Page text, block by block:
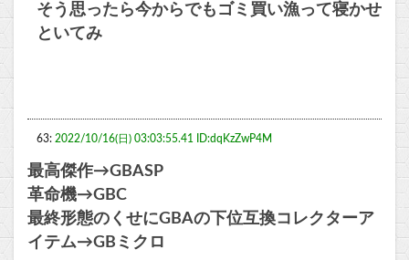
そう思ったら今からでもゴミ買い漁って寝かせ
といてみ
63: 2022/10/16(日) 03:03:55.41 ID:dqKzZwP4M
最高傑作→GBASP
革命機→GBC
最終形態のくせにGBAの下位互換コレクターア
イテム→GBミクロ